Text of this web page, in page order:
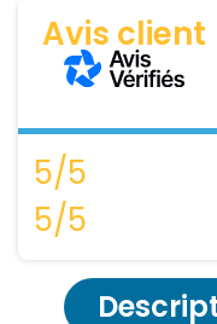
Avis client
5/5
5/5